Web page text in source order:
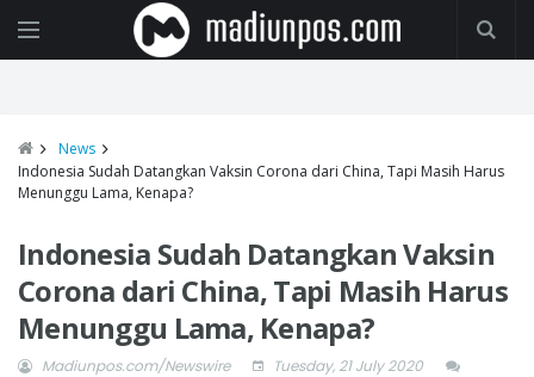
News
Indonesia Sudah Datangkan Vaksin Corona dari China, Tapi Masih Harus
Menunggu Lama, Kenapa?
Indonesia Sudah Datangkan Vaksin
Corona dari China, Tapi Masih Harus
Menunggu Lama, Kenapa?
Madiunpos.com/Newswire Tuesday, 21 July 2020